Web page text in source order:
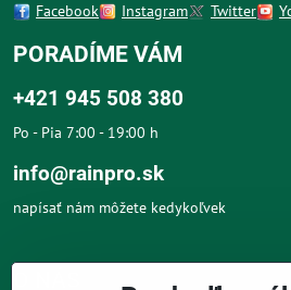
Facebook Instagram Twitter
PORADÍME VÁM
+421 945 508 380
Po - Pia 7:00 - 19:00 h
info@rainpro.sk
napísať nám môžete kedykoľvek